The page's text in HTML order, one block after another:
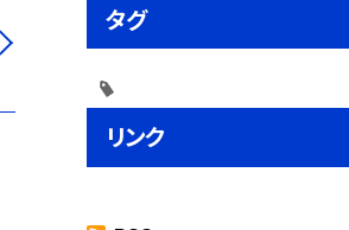
タグ
リンク